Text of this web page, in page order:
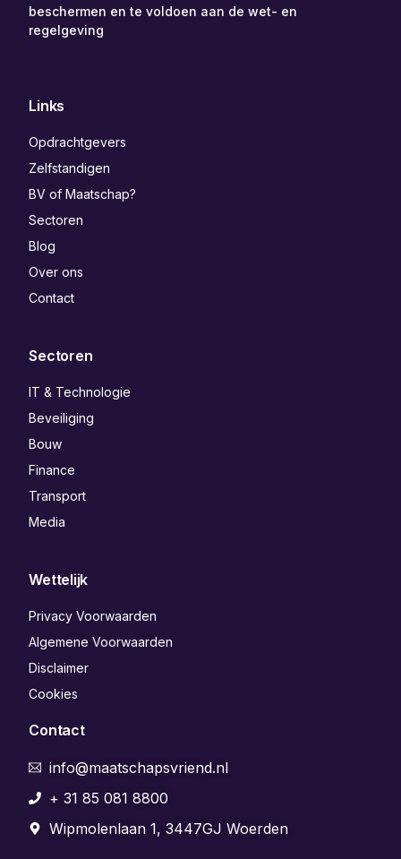
beschermen en te voldoen aan de wet- en
regelgeving
Links
Opdrachtgevers
Zelfstandigen
BV of Maatschap?
Sectoren
Blog
Over ons
Contact
Sectoren
IT & Technologie
Beveiliging
Bouw
Finance
Transport
Media
Wettelijk
Privacy Voorwaarden
Algemene Voorwaarden
Disclaimer
Cookies
Contact
info@maatschapsvriend.nl
+ 31 85 081 8800
Wipmolenlaan 1, 3447GJ Woerden